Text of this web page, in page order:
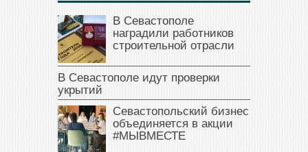
В Севастополе
наградили работников
строительной отрасли
В Севастополе идут проверки
укрытий
Севастопольский бизнес
объединяется в акции
#МЫВМЕСТЕ